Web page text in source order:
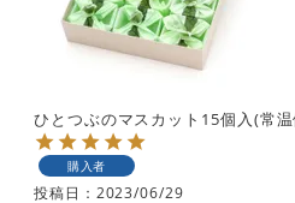
ひとつぶのマスカット15個入(常
購入者
投稿日 2023/06/29